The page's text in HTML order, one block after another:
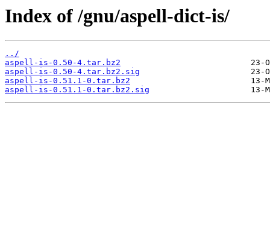
Index of /gnu/aspell-dict-is/
../
aspell-is-0.50-4.tar.bz2
aspell-is-0.50-4.tar.bz2.sig
aspell-is-0.51.1-0.tar.bz2
aspell-is-0.51.1-0.tar.bz2.sig